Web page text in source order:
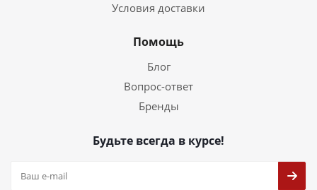
Условия доставки
Помощь
Блог
Вопрос-ответ
Бренды
Будьте всегда в курсе!